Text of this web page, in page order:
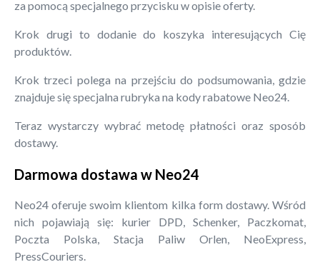
za pomocą specjalnego przycisku w opisie oferty.
Krok drugi to dodanie do koszyka interesujących Cię
produktów.
Krok trzeci polega na przejściu do podsumowania, gdzie
znajduje się specjalna rubryka na kody rabatowe Neo24.
Teraz wystarczy wybrać metodę płatności oraz sposób
dostawy.
Darmowa dostawa w Neo24
Neo24 oferuje swoim klientom kilka form dostawy. Wśród
nich pojawiają się: kurier DPD, Schenker, Paczkomat,
Poczta Polska, Stacja Paliw Orlen, NeoExpress,
PressCouriers.